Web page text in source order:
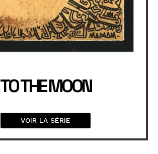
TO THE MOON
VOIR LA SÉRIE